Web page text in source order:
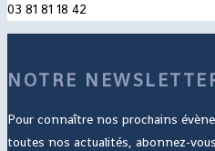
03 81 81 18 42
NOTRE
Pour connaître nos prochains
toutes nos actualités, abonnez-